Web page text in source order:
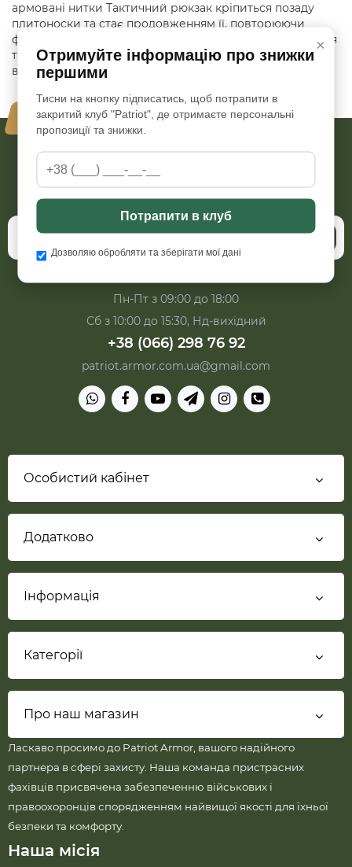
армовані нитки Тактичний рюкзак кріпиться позаду
плитоноски та стає продовженням її, повторюючи
форму плитоноски, не заважаючи виконувати завдання
та переміщення. Чудово підійде для одноденних
виходів.
×
Отримуйте інформацію про знижки
першими
Тисни на кнопку підписатись, щоб потрапити в
закритий клуб "Patriot", де отримаєте персональні
пропозиції та знижки.
Потрапити в клуб
Дозволяю обробляти та зберігати мої дані
Ваша безпека - наш пріорітет
Бажаєте бути в курсі всіх наших акцій та знижок?
Підпишіться на розсилку
Підписатись
Пн-Пт з 09:00 до 18:00
Сб з 10:00 до 15:30, Нд-вихідний
+38 (066) 298 76 92
patriot.armor.com.ua@gmail.com
Особистий кабінет
Додатково
Інформація
Категорії
Про наш магазин
Ласкаво просимо до Patriot Armor, вашого надійного
партнера в сфері захисту. Наша команда пристрасних
фахівців присвячена забезпеченню військових і
правоохоронців спорядженням найвищої якості для їхньої
безпеки та комфорту.
Наша місія